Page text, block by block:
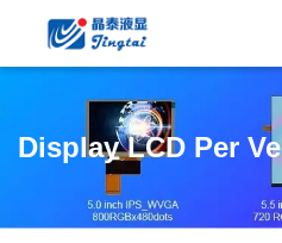
Display LCD Per